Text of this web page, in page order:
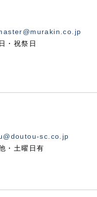
・祝祭日
sc.co.jp
・土曜日有